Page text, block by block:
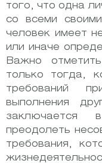
того, что одна
со всеми
человек имеет
или иначе
Важно
только тогда,
требований
выполнения
заключается
преодолеть
требования,